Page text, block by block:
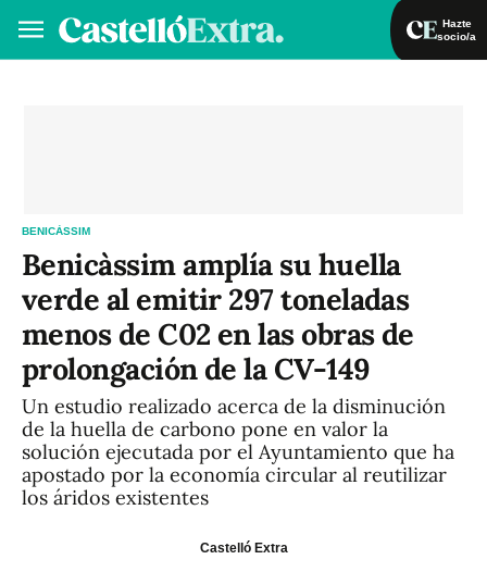
Hazte
socio/a
BENICÀSSIM
Benicàssim amplía su huella
verde al emitir 297 toneladas
menos de C02 en las obras de
prolongación de la CV-149
Un estudio realizado acerca de la disminución
de la huella de carbono pone en valor la
solución ejecutada por el Ayuntamiento que ha
apostado por la economía circular al reutilizar
los áridos existentes
Castelló Extra